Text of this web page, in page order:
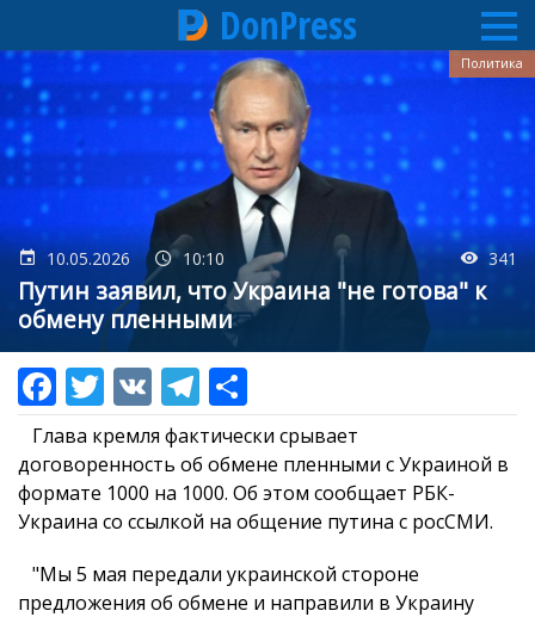
Перейти
к
основному
содержанию
DonPress
10.05.2026 10:10 341
Путин заявил, что Украина "не готова" к
обмену пленными
Политика
Глава кремля фактически срывает
договоренность об обмене пленными с Украиной в
формате 1000 на 1000. Об этом сообщает РБК-
Украина со ссылкой на общение путина с росСМИ.
"Мы 5 мая передали украинской стороне
предложения об обмене и направили в Украину